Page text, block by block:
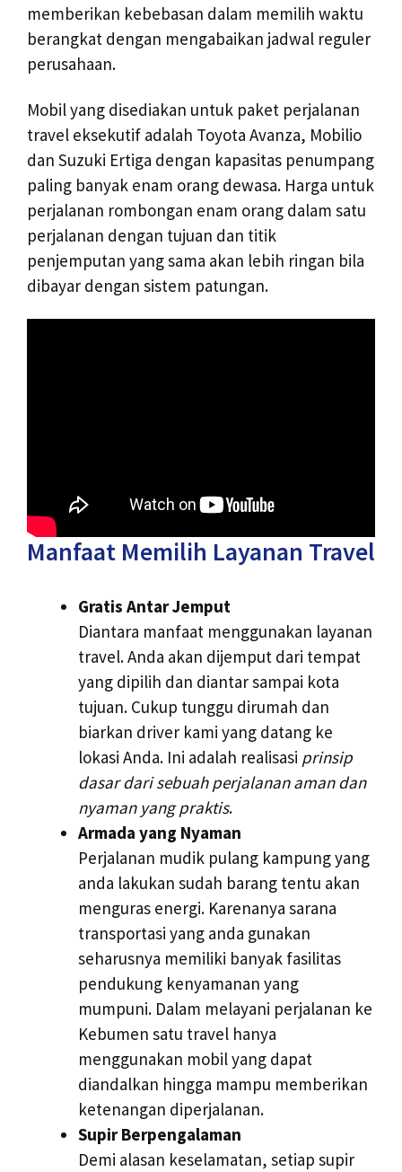
memberikan kebebasan dalam memilih waktu
berangkat dengan mengabaikan jadwal reguler
perusahaan.
Mobil yang disediakan untuk paket perjalanan
travel eksekutif adalah Toyota Avanza, Mobilio
dan Suzuki Ertiga dengan kapasitas penumpang
paling banyak enam orang dewasa. Harga untuk
perjalanan rombongan enam orang dalam satu
perjalanan dengan tujuan dan titik
penjemputan yang sama akan lebih ringan bila
dibayar dengan sistem patungan.
Manfaat Memilih Layanan Travel
Gratis Antar Jemput
Diantara manfaat menggunakan layanan
travel. Anda akan dijemput dari tempat
yang dipilih dan diantar sampai kota
tujuan. Cukup tunggu dirumah dan
biarkan driver kami yang datang ke
lokasi Anda. Ini adalah realisasi prinsip
dasar dari sebuah perjalanan aman dan
nyaman yang praktis.
Armada yang Nyaman
Perjalanan mudik pulang kampung yang
anda lakukan sudah barang tentu akan
menguras energi. Karenanya sarana
transportasi yang anda gunakan
seharusnya memiliki banyak fasilitas
pendukung kenyamanan yang
mumpuni. Dalam melayani perjalanan ke
Kebumen satu travel hanya
menggunakan mobil yang dapat
diandalkan hingga mampu memberikan
ketenangan diperjalanan.
Supir Berpengalaman
Demi alasan keselamatan, setiap supir